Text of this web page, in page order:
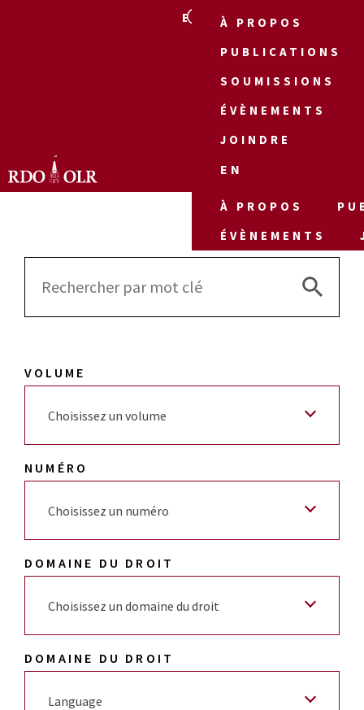
EN
À PROPOS
PUBLICATIONS
SOUMISSIONS
ÉVÈNEMENTS
JOINDRE
EN
À PROPOS
ÉVÈNEMENTS
Search
Search
VOLUME
Choisissez un volume
NUMÉRO
Choisissez un numéro
DOMAINE DU DROIT
Choisissez un domaine du droit
DOMAINE DU DROIT
Language